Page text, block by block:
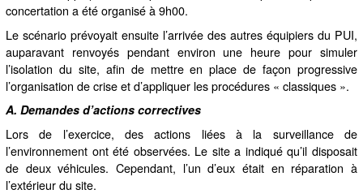
concertation a été organisé à 9h00.
Le scénario prévoyait ensuite l’arrivée des autres équipiers du PUI,
auparavant renvoyés pendant environ une heure pour simuler
l’isolation du site, afin de mettre en place de façon progressive
l’organisation de crise et d’appliquer les procédures « classiques ».
A. Demandes d’actions correctives
Lors de l’exercice, des actions liées à la surveillance de
l’environnement ont été observées. Le site a indiqué qu’il disposait
de deux véhicules. Cependant, l’un d’eux était en réparation à
l’extérieur du site.